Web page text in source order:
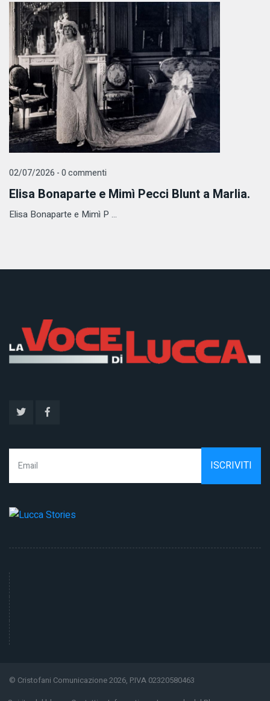
02/07/2026 - 0 commenti
Elisa Bonaparte e Mimì Pecci Blunt a Marlia.
Elisa Bonaparte e Mimì P ...
© Cristofani Comunicazione 2026, P.IVA 02320580463